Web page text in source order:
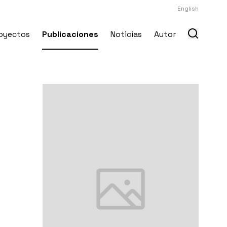
English
Publicaciones Noticias Autor